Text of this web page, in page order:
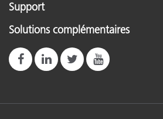
Support
Solutions complémentaires